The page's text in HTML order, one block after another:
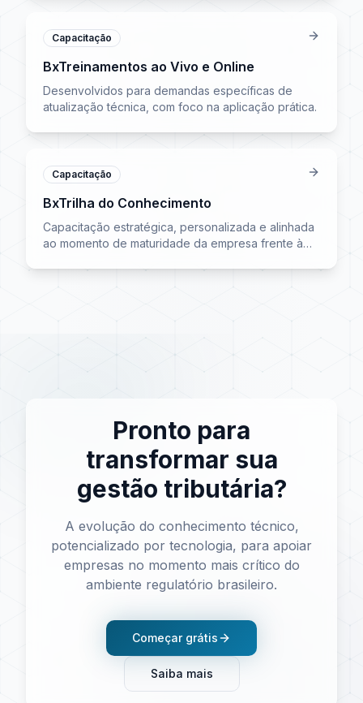
horas de treinamento ao vivo.
Capacitação
BxTreinamentos ao Vivo e Online
Desenvolvidos para demandas específicas de
atualização técnica, com foco na aplicação prática.
Capacitação
BxTrilha do Conhecimento
Capacitação estratégica, personalizada e alinhada
ao momento de maturidade da empresa frente à
Pronto para
transformar sua
gestão tributária?
A evolução do conhecimento técnico,
potencializado por tecnologia, para apoiar
empresas no momento mais crítico do
ambiente regulatório brasileiro.
Começar grátis
Saiba mais